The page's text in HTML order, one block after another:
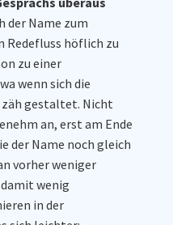
der Name zum
Redefluss höflich zu
zu einer
wenn sich die
gestaltet. Nicht
an, erst am Ende
der Name noch gleich
vorher weniger
wenig
in der